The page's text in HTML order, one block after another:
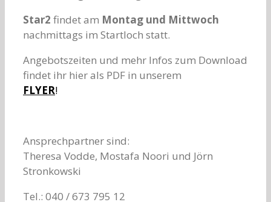
Star2 findet am Montag und Mittwoch
nachmittags im Startloch statt.
Angebotszeiten und mehr Infos zum Download
findet ihr hier als PDF in unserem
FLYER!
Ansprechpartner sind:
Theresa Vodde, Mostafa Noori und Jörn
Stronkowski
Tel.: 040 / 673 795 12